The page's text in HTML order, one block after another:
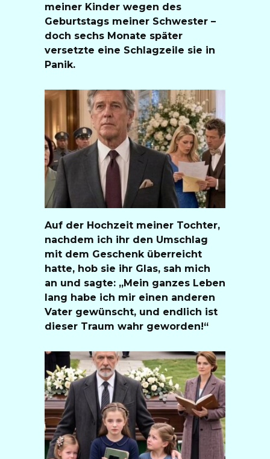
meiner Kinder wegen des
Geburtstags meiner Schwester –
doch sechs Monate später
versetzte eine Schlagzeile sie in
Panik.
Auf der Hochzeit meiner Tochter,
nachdem ich ihr den Umschlag
mit dem Geschenk überreicht
hatte, hob sie ihr Glas, sah mich
an und sagte: „Mein ganzes Leben
lang habe ich mir einen anderen
Vater gewünscht, und endlich ist
dieser Traum wahr geworden!“